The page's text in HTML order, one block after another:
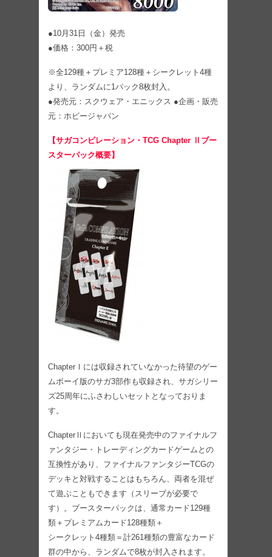
●10月31日（金）発売
●価格：300円＋税
※全129種＋プレミア128種＋シークレット4種
より、ランダムに1パック8枚封入。
●発売元：スクウェア・エニックス ●企画・販売
元：ホビージャパン
【サガコンピレーション・TCG Chapter Ⅱブー
スターパック概要】
ChapterⅠには収録されていなかった待望のゲー
ムボーイ版のサガ3部作も収録され、サガシリー
ズ25周年にふさわしいセットとなっておりま
す。
ChapterⅡにおいても現在発売中のファイナルフ
ァンタジー・トレーディングカードゲームとの
互換性があり、ファイナルファンタジーTCGの
デッキと対戦することはもちろん、両者を混ぜ
て遊ぶこともできます（スリーブが必要で
す）。ブースターパックは、通常カード129種
類＋プレミアムカード128種類＋
シークレット4種類＝計261種類の豊富なカード
群の中から、ランダムで8枚が封入されます。